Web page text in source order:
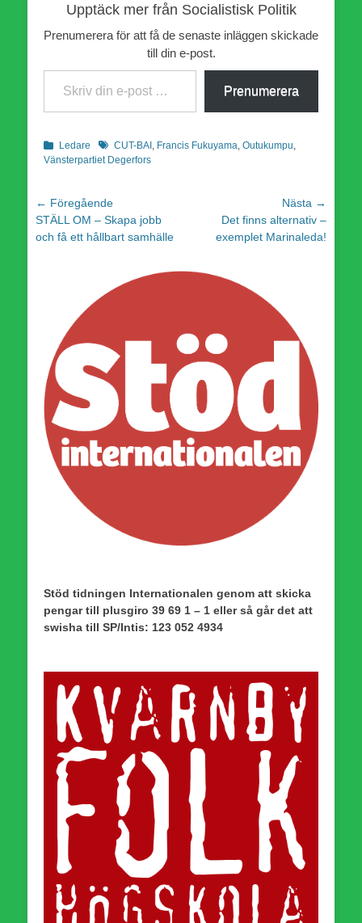
Upptäck mer från Socialistisk Politik
Prenumerera för att få de senaste inläggen skickade
till din e-post.
Skriv din e-post …
Prenumerera
Kategorier
Ledare Etiketter
CUT-BAI Francis Fukuyama Outukumpu
Vänsterpartiet Degerfors
Inläggsnavigering
← Föregående
Föregående
inlägg:
STÄLL OM – Skapa jobb
och få ett hållbart samhälle
Nästa →
Det finns alternativ –
exemplet Marinaleda!
Stöd tidningen Internationalen genom att skicka
pengar till plusgiro 39 69 1 – 1 eller så går det att
swisha till SP/Intis: 123 052 4934